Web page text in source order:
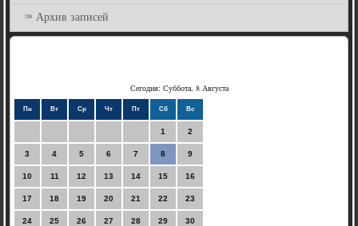
Архив записей
Сегодня: Суббота, 8 Августа
Пн Вт Ср Чт Пт Сб Вс
1 2
3 4 5 6 7 8 9
10 11 12 13 14 15 16
17 18 19 20 21 22 23
24 25 26 27 28 29 30